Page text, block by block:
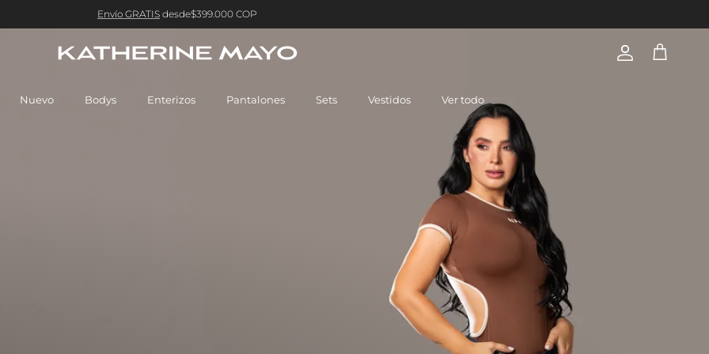
Nueva Colección.Descubrela Aquí.
CuentaCarrito
Nuevo Bodys Enterizos Pantalones Sets Vestidos Ver todo